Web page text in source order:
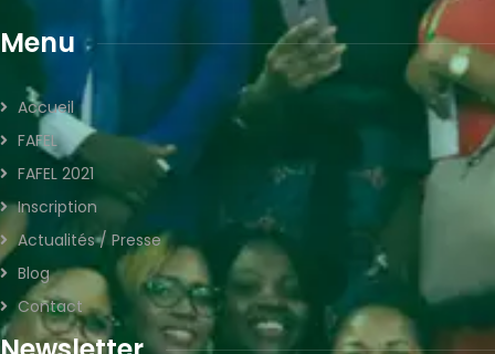
Menu
Accueil
FAFEL
FAFEL 2021
Inscription
Actualités / Presse
Blog
Contact